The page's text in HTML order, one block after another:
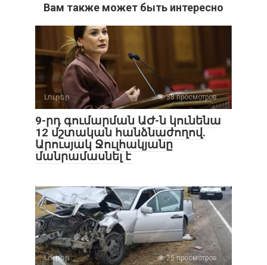
Вам также может быть интересно
Լուրեր 38 просмотров
9-րդ գումարման ԱԺ-ն կունենա
12 մշտական հանձնաժողով.
Արուսյակ Ջուլհակյանը
մանրամասնել է
Լուրեր 75 просмотров